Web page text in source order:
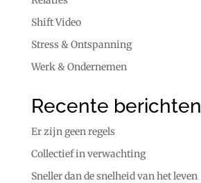
Shift Video
Stress & Ontspanning
Werk & Ondernemen
Recente berichten
Er zijn geen regels
Collectief in verwachting
Sneller dan de snelheid van het leven